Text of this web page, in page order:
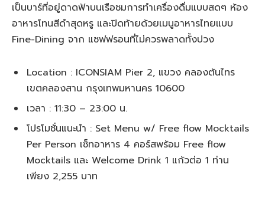
เป็นบาร์ที่อยู่ดาดฟ้าบนเรือชมการทำเครื่องดื่มแบบสดๆ ห้อง
อาหารโทนสีดำสุดหรู และปิดท้ายด้วยเมนูอาหารไทยแบบ
Fine-Dining จาก แซฟฟรอนที่ไม่ควรพลาดทั้งปวง
Location : ICONSIAM Pier 2, แขวง คลองต้นไทร
เขตคลองสาน กรุงเทพมหานคร 10600
เวลา : 11:30 – 23:00 น.
โปรโมชั่นแนะนำ : Set Menu w/ Free flow Mocktails
Per Person เซ็ทอาหาร 4 คอร์สพร้อม Free flow
Mocktails และ Welcome Drink 1 แก้วต่อ 1 ท่าน
เพียง 2,255 บาท